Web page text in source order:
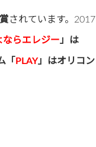
されています。2017
ならエレジー 」は
「 PLAY」はオリコン